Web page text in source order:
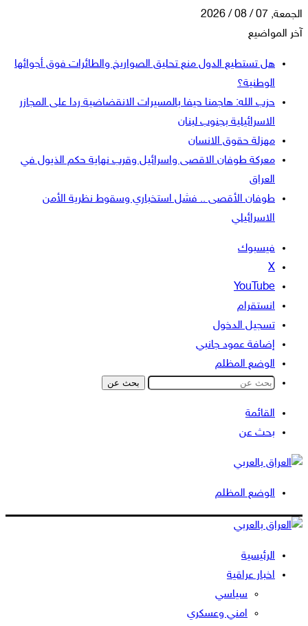
الجمعة, 07 / 08 / 2026
آخر المواضيع
هل تستطيع الدول منع تحليق الصواريخ والطائرات فوق أجوائها
الوطنية؟
حزب الله: هاجمنا حيفا بالمسيرات الانقضاضية ردا على المجازر
الاسرائيلية بجنوب لبنان
مهزلة حقوق الانسان
معركة طوفان الاقصى واسرائيل وقرب نهاية حكم الذيول في
العراق
طوفان الأقصى .. فشل استخباري وسقوط نظرية الأمن
الاسرائيلي
فيسبوك
‫X
‫YouTube
انستقرام
تسجيل الدخول
إضافة عمود جانبي
الوضع المظلم
بحث عن
القائمة
بحث عن
الوضع المظلم
الرئيسية
اخبار عراقية
سياسي
امني وعسكري